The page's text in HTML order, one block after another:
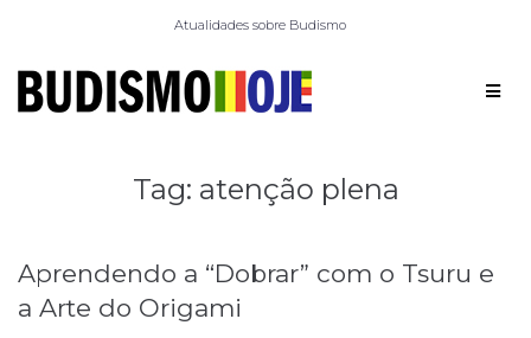
Atualidades sobre Budismo
Tag: atenção plena
Aprendendo a “Dobrar” com o Tsuru e
a Arte do Origami